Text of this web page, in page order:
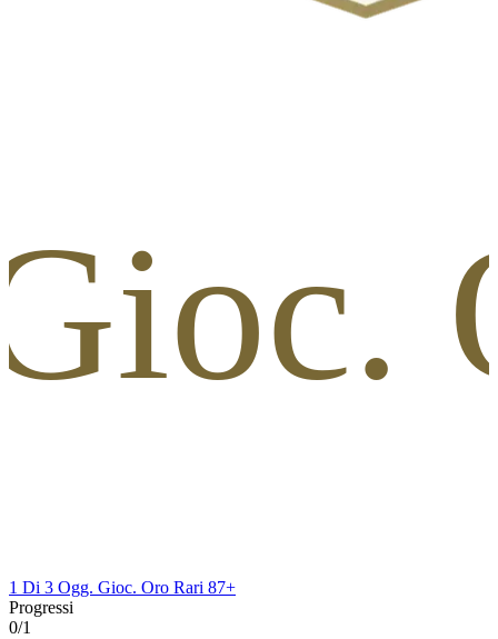
1 Di 3 Ogg. Gioc. Oro Rari 87+
Progressi
0/1